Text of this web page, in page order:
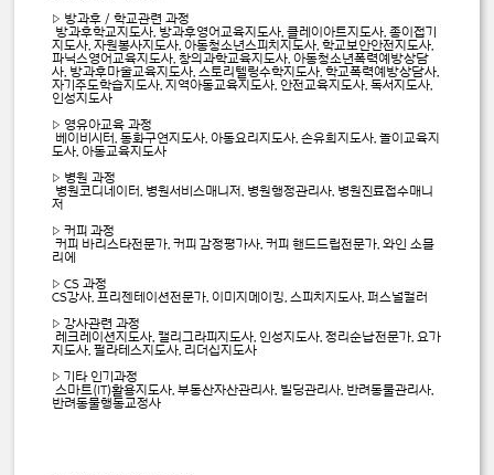
▷ 방과후 / 학교관련 과정
방과후학교지도사, 방과후영어교육지도사, 클레이아트지도사, 종이접기
지도사, 자원봉사지도사, 아동청소년스피치지도사, 학교보안안전지도사,
파닉스영어교육지도사, 창의과학교육지도사, 아동청소년폭력예방상담
사, 방과후마술교육지도사, 스토리텔링수학지도사, 학교폭력예방상담사,
자기주도학습지도사, 지역아동교육지도사, 안전교육지도사, 독서지도사,
인성지도사
▷ 영유아교육 과정
베이비시터, 동화구연지도사, 아동요리지도사, 손유희지도사, 놀이교육지
도사, 아동교육지도사
▷ 병원 과정
병원코디네이터, 병원서비스매니저, 병원행정관리사, 병원진료접수매니
저
▷ 커피 과정
커피 바리스타전문가, 커피 감정평가사, 커피 핸드드립전문가, 와인 소믈
리에
▷ CS 과정
CS강사, 프리젠테이션전문가, 이미지메이킹, 스피치지도사, 퍼스널컬러
▷ 강사관련 과정
레크레이션지도사, 캘리그라피지도사, 인성지도사, 정리순납전문가, 요가
지도사, 필라테스지도사, 리더십지도사
▷ 기타 인기과정
스마트(IT)활용지도사, 부동산자산관리사, 빌딩관리사, 반려동물관리사,
반려동물행동교정사